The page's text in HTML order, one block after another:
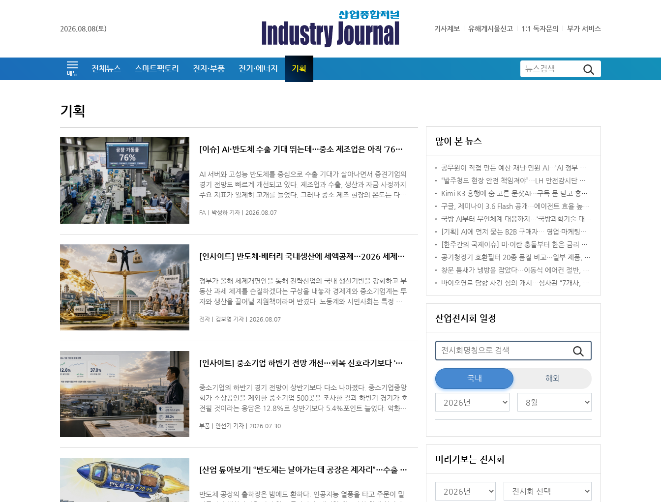
2026.08.08(토) 기사제보 유해게시물신고 1:1 독자문의 부가 서비스
메뉴 전체뉴스 스마트팩토리 전자·부품 전기·에너지 기획 뉴스검색
기획
[이슈] AI·반도체 수출 기대 뛰는데…중소 제조업은 아직 ‘76%
AI 서버와 고성능 반도체를 중심으로 수출 기대가 살아나면서 중견기업의
경기 전망도 빠르게 개선되고 있다. 제조업과 수출, 생산과 자금 사정까지
주요 지표가 일제히 고개를 들었다. 그러나 중소 제조 현장의 온도는 다르
FA 박성하 기자 2026.08.07
[인사이트] 반도체·배터리 국내생산에 세액공제…2026 세제개
정부가 올해 세제개편안을 통해 전략산업의 국내 생산기반을 강화하고 부
동산 과세 체계를 손질하겠다는 구상을 내놓자 경제계와 중소기업계는 투
자와 생산을 끌어낼 지원책이라며 반겼다. 노동계와 시민사회는 특정 산
계
전자 김보영 기자 2026.08.07
[인사이트] 중소기업 하반기 전망 개선…회복 신호라기보다 ‘악
중소기업의 하반기 경기 전망이 상반기보다 다소 나아졌다. 중소기업중앙
회가 소상공인을 제외한 중소기업 500곳을 조사한 결과 하반기 경기가 호
전될 것이라는 응답은 12.8%로 상반기보다 5.4%포인트 늘었다. 악화될
부품 안선기 기자 2026.07.30
[산업 톺아보기] “반도체는 날아가는데 공장은 제자리”…수출 호
반도체 공장의 출하장은 밤에도 환하다. 인공지능 열풍을 타고 주문이 밀
많이 본 뉴스
공무원이 직접 만든 예산·재난·민원 AI…‘AI 정부 실험실’ 첫 성과
“발주청도 현장 안전 책임져야”…LH 안전감시단 법제화 논의 본격화
Kimi K3 흥행에 숨 고른 문샷AI…구독 문 닫고 홍콩 상장 준비 속도
구글, 제미나이 3.6 Flash 공개…에이전트 효율 높였다
국방 AI부터 무인체계 대응까지…‘국방과학기술 대제전’ 개막
[기획] AI에 먼저 묻는 B2B 구매자… 영업·마케팅도 ‘카탈로그’에서 ‘AEO’로
[한주간의 국제이슈] 미·이란 충돌부터 한은 금리 인상까지, 이번 주 글로벌 변수 총집합
공기청정기 호환필터 20종 품질 비교…일부 제품, 정품 대비 제거성능 떨어져
창문 틈새가 냉방을 잡았다…이동식 에어컨 절반, 기본 구성으론 ‘버거운 24도’
바이오연료 담합 사건 심의 개시…심사관 “7개사, 11년간 입찰·물량 배분”
산업전시회 일정
국내 해외
미리가보는 전시회